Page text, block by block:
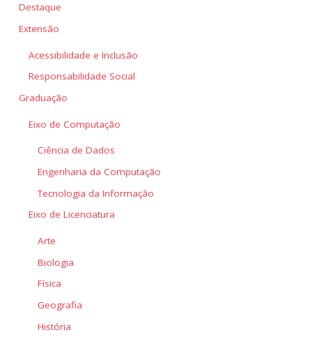
Destaque
Extensão
Acessibilidade e Inclusão
Responsabilidade Social
Graduação
Eixo de Computação
Ciência de Dados
Engenharia da Computação
Tecnologia da Informação
Eixo de Licenciatura
Arte
Biologia
Física
Geografia
História